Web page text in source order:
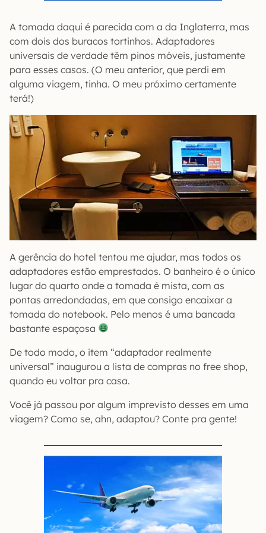
A tomada daqui é parecida com a da Inglaterra, mas
com dois dos buracos tortinhos. Adaptadores
universais de verdade têm pinos móveis, justamente
para esses casos. (O meu anterior, que perdi em
alguma viagem, tinha. O meu próximo certamente
terá!)
A gerência do hotel tentou me ajudar, mas todos os
adaptadores estão emprestados. O banheiro é o único
lugar do quarto onde a tomada é mista, com as
pontas arredondadas, em que consigo encaixar a
tomada do notebook. Pelo menos é uma bancada
bastante espaçosa
De todo modo, o item “adaptador realmente
universal” inaugurou a lista de compras no free shop,
quando eu voltar pra casa.
Você já passou por algum imprevisto desses em uma
viagem? Como se, ahn, adaptou? Conte pra gente!